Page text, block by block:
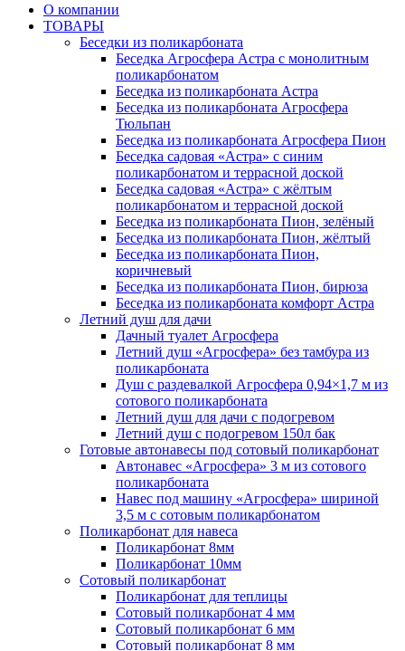
О компании
ТОВАРЫ
Беседки из поликарбоната
Беседка Агросфера Астра с монолитным
поликарбонатом
Беседка из поликарбоната Астра
Беседка из поликарбоната Агросфера
Тюльпан
Беседка из поликарбоната Агросфера Пион
Беседка садовая «Астра» с синим
поликарбонатом и террасной доской
Беседка садовая «Астра» с жёлтым
поликарбонатом и террасной доской
Беседка из поликарбоната Пион, зелёный
Беседка из поликарбоната Пион, жёлтый
Беседка из поликарбоната Пион,
коричневый
Беседка из поликарбоната Пион, бирюза
Беседка из поликарбоната комфорт Астра
Летний душ для дачи
Дачный туалет Агросфера
Летний душ «Агросфера» без тамбура из
поликарбоната
Душ с раздевалкой Агросфера 0,94×1,7 м из
сотового поликарбоната
Летний душ для дачи с подогревом
Летний душ с подогревом 150л бак
Готовые автонавесы под сотовый поликарбонат
Автонавес «Агросфера» 3 м из сотового
поликарбоната
Навес под машину «Агросфера» шириной
3,5 м с сотовым поликарбонатом
Поликарбонат для навеса
Поликарбонат 8мм
Поликарбонат 10мм
Сотовый поликарбонат
Поликарбонат для теплицы
Сотовый поликарбонат 4 мм
Сотовый поликарбонат 6 мм
Сотовый поликарбонат 8 мм